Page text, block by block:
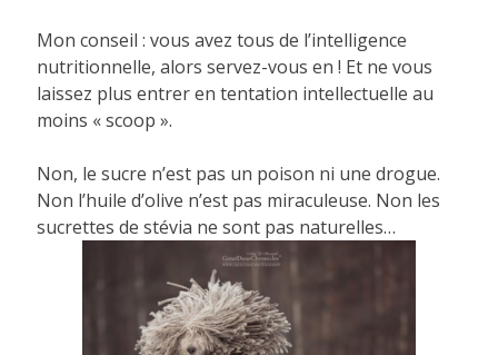
Mon conseil : vous avez tous de l’intelligence
nutritionnelle, alors servez-vous en ! Et ne vous
laissez plus entrer en tentation intellectuelle au
moins « scoop ».
Non, le sucre n’est pas un poison ni une drogue.
Non l’huile d’olive n’est pas miraculeuse. Non les
sucrettes de stévia ne sont pas naturelles…